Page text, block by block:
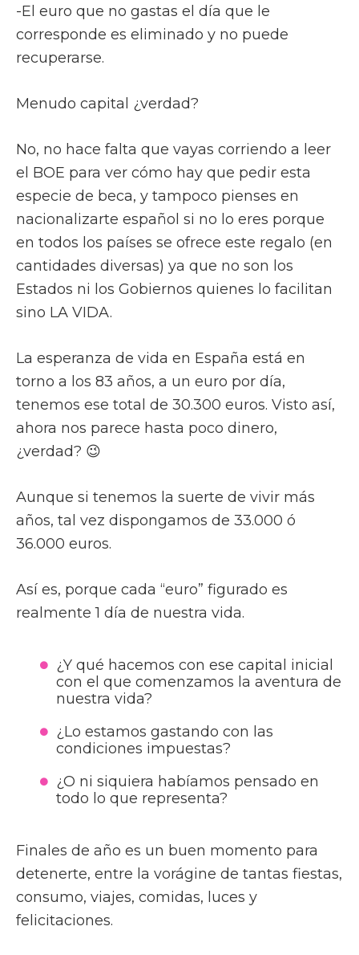
-El euro que no gastas el día que le
corresponde es eliminado y no puede
recuperarse.
Menudo capital ¿verdad?
No, no hace falta que vayas corriendo a leer
el BOE para ver cómo hay que pedir esta
especie de beca, y tampoco pienses en
nacionalizarte español si no lo eres porque
en todos los países se ofrece este regalo (en
cantidades diversas) ya que no son los
Estados ni los Gobiernos quienes lo facilitan
sino LA VIDA.
La esperanza de vida en España está en
torno a los 83 años, a un euro por día,
tenemos ese total de 30.300 euros. Visto así,
ahora nos parece hasta poco dinero,
¿verdad? 😉
Aunque si tenemos la suerte de vivir más
años, tal vez dispongamos de 33.000 ó
36.000 euros.
Así es, porque cada “euro” figurado es
realmente 1 día de nuestra vida.
¿Y qué hacemos con ese capital inicial
con el que comenzamos la aventura de
nuestra vida?
¿Lo estamos gastando con las
condiciones impuestas?
¿O ni siquiera habíamos pensado en
todo lo que representa?
Finales de año es un buen momento para
detenerte, entre la vorágine de tantas fiestas,
consumo, viajes, comidas, luces y
felicitaciones.